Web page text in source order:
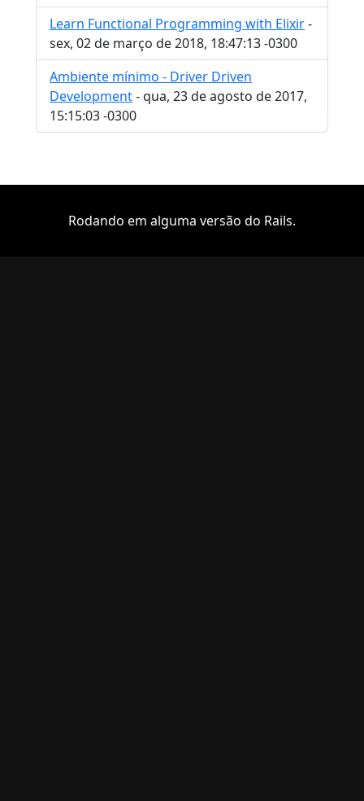
Learn Functional Programming with Elixir-
sex, 02 de março de 2018, 18:47:13 -0300
Ambiente mínimo - Driver Driven
Development- qua, 23 de agosto de 2017,
15:15:03 -0300
Rodando em alguma versão do Rails.